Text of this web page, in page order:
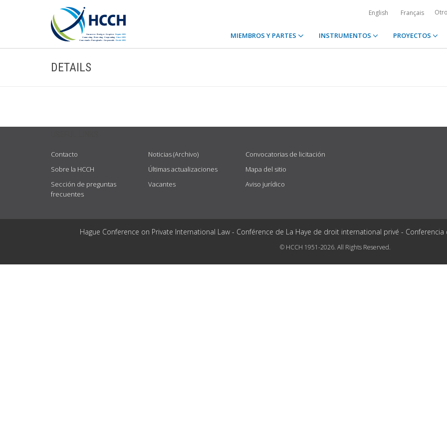
English Français
MIEMBROS Y PARTES INSTRUMENTOS PROYECTOS
DETAILS
Contacto
Sobre la HCCH
Sección de preguntas
frecuentes
Noticias (Archivo)
Últimas actualizaciones
Vacantes
Convocatorias de licitación
Mapa del sitio
Aviso jurídico
Hague Conference on Private International Law - Conférence de La Haye de droit international privé -
© HCCH 1951-2026. All Rights Reserved.